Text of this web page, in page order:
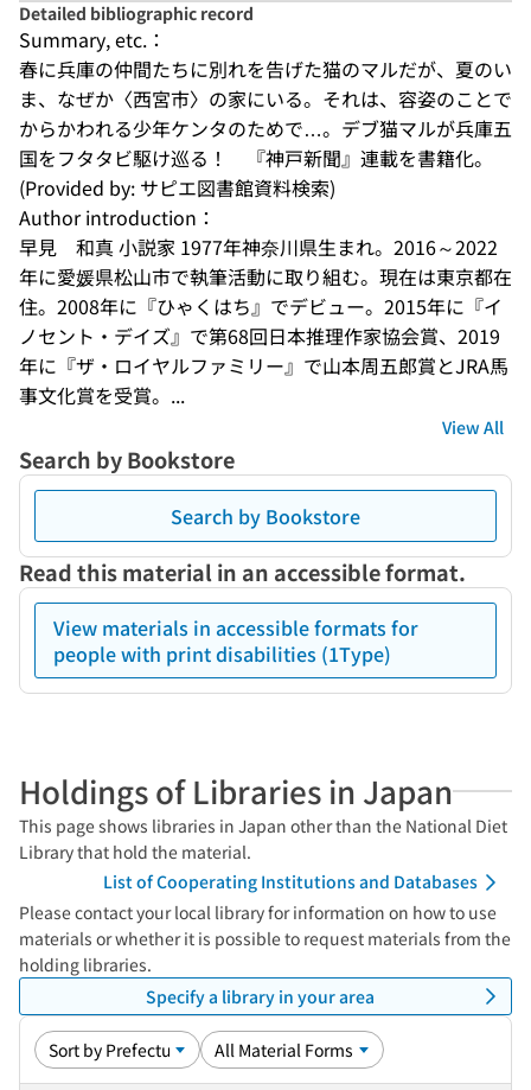
Detailed bibliographic record
Summary, etc.：
春に兵庫の仲間たちに別れを告げた猫のマルだが、夏のい
ま、なぜか〈西宮市〉の家にいる。それは、容姿のことで
からかわれる少年ケンタのためで…。デブ猫マルが兵庫五
国をフタタビ駆け巡る！　『神戸新聞』連載を書籍化。
(Provided by: サピエ図書館資料検索)
Author introduction：
早見　和真 小説家 1977年神奈川県生まれ。2016～2022
年に愛媛県松山市で執筆活動に取り組む。現在は東京都在
住。2008年に『ひゃくはち』でデビュー。2015年に『イ
ノセント・デイズ』で第68回日本推理作家協会賞、2019
年に『ザ・ロイヤルファミリー』で山本周五郎賞とJRA馬
事文化賞を受賞。...
View All
Search by Bookstore
Search by Bookstore
Read this material in an accessible format.
View materials in accessible formats for
people with print disabilities (1Type)
Holdings of Libraries in Japan
This page shows libraries in Japan other than the National Diet
Library that hold the material.
List of Cooperating Institutions and Databases
Please contact your local library for information on how to use
materials or whether it is possible to request materials from the
holding libraries.
Specify a library in your area